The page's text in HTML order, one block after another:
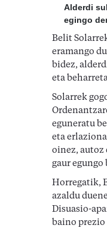
Alderdi
egingo
Belit
eramango
bidez,
eta
Solarrek
eguneratu
eta
oinez, autoz
gaur
Horregatik,
azaldu
Disuasio-
baino